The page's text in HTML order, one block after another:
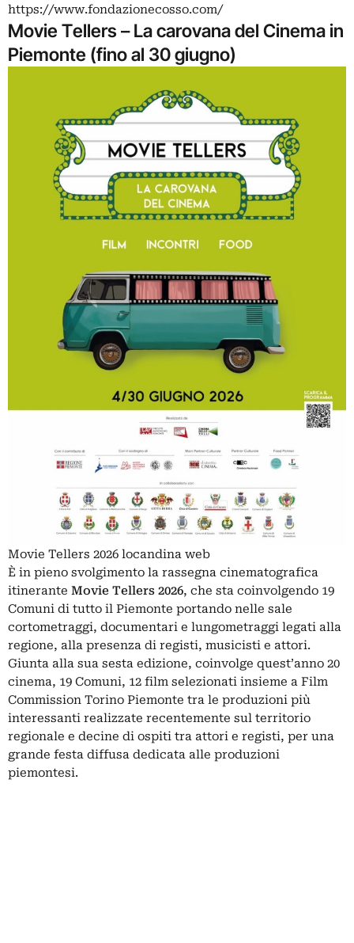
https://www.fondazionecosso.com/
Movie Tellers – La carovana del Cinema in
Piemonte (fino al 30 giugno)
Movie Tellers 2026 locandina web
È in pieno svolgimento la rassegna cinematografica
itinerante Movie Tellers 2026, che sta coinvolgendo 19
Comuni di tutto il Piemonte portando nelle sale
cortometraggi, documentari e lungometraggi legati alla
regione, alla presenza di registi, musicisti e attori.
Giunta alla sua sesta edizione, coinvolge quest’anno 20
cinema, 19 Comuni, 12 film selezionati insieme a Film
Commission Torino Piemonte tra le produzioni più
interessanti realizzate recentemente sul territorio
regionale e decine di ospiti tra attori e registi, per una
grande festa diffusa dedicata alle produzioni
piemontesi.